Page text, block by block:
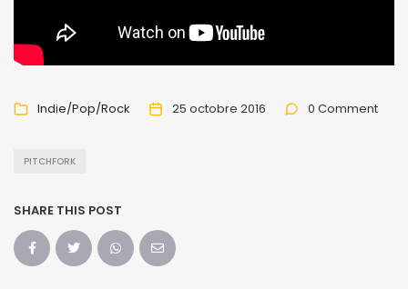
Indie/Pop/Rock 25 octobre 2016 0 Comment
PITCHFORK
SHARE THIS POST